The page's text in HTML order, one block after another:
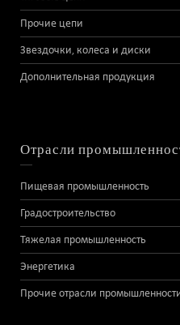
Прочие цепи
Звездочки, колеса и диски
Дополнительная продукция
Отрасли
Пищевая промышленность
Градостроительство
Тяжелая промышленность
Энергетика
Прочие отрасли